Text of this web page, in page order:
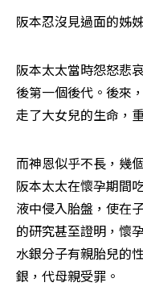
阪本忍沒見過面的姊
阪本太太當時怨怒悲
後第一個後代。後來
走了大女兒的生命，
而神恩似乎不長，幾
阪本太太在懷孕期間
液中侵入胎盤，使在
的研究甚至證明，懷
水銀分子有親胎兒的
銀，代母親受罪。